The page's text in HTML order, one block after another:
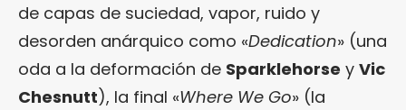
de capas de suciedad, vapor, ruido y
desorden anárquico como «Dedication» (una
oda a la deformación de Sparklehorse y Vic
Chesnutt), la final «Where We Go» (la